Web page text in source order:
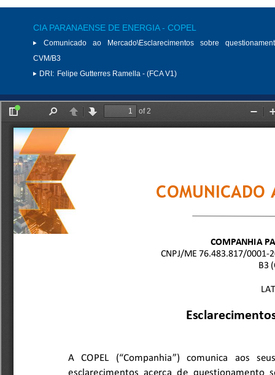
CIA PARANAENSE DE ENERGIA - COPEL
Comunicado ao Mercado\Esclarecimentos sobre
CVM/B3
DRI: Felipe Gutterres Ramella - (FCA V1)